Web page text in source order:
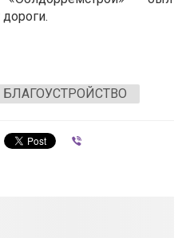
БЛАГОУСТРОЙСТВО